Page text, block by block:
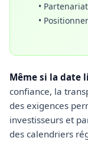
•
•
Même si la date
confiance, la
des exigences
investisseurs et
des calendriers